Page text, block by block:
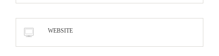
WEBSITE